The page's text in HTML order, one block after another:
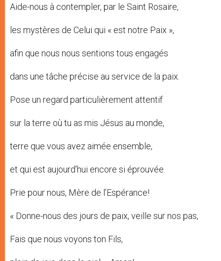
Aide-nous à contempler, par le Saint Rosaire,
les mystères de Celui qui « est notre Paix »,
afin que nous nous sentions tous engagés
dans une tâche précise au service de la paix.
Pose un regard particulièrement attentif
sur la terre où tu as mis Jésus au monde,
terre que vous avez aimée ensemble,
et qui est aujourd’hui encore si éprouvée.
Prie pour nous, Mère de l’Espérance!
« Donne-nous des jours de paix, veille sur nos pas,
Fais que nous voyons ton Fils,